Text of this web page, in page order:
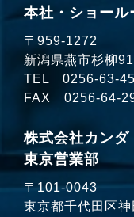
本社・ショール
〒959-1272
新潟県燕市杉柳
TEL 0256-63-
FAX 0256-64-
株式会社カンダ
東京営業部
〒101-0043
東京都千代田区